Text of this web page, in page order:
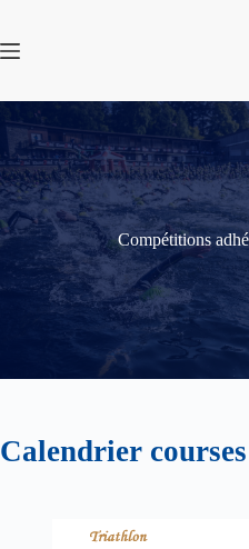
contenu
Compétitions
Calendrier